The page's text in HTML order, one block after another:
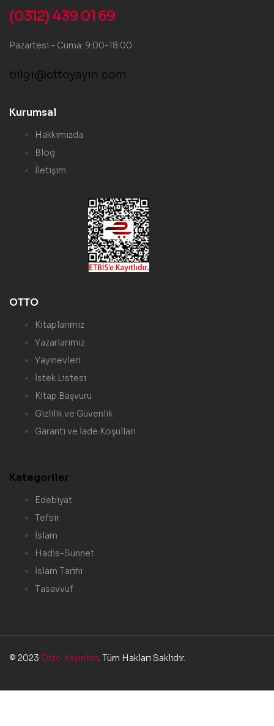
(0312) 439 01 69
Pazartesi – Cuma: 9:00-18:00
bilgi@ottoyayin.com
Kurumsal
Hakkımızda
Blog
İletişim
OTTO
Kitaplarımız
Yazarlarımız
Yayınevleri
İstek Listesi
Kitap Başvuru
Gizlilik ve Güvenlik
Garanti ve İade Koşulları
Kategoriler
Edebiyat
Tefsir
İslam
Hadis-Sünnet
İslam Tarihi
Tasavvuf
© 2023 Otto Yayınları. Tüm Hakları Saklıdır.